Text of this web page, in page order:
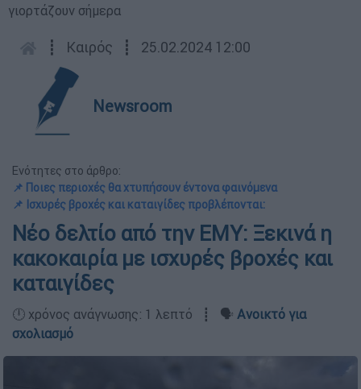
γιορτάζουν σήμερα
┋ Καιρός ┋ 25.02.2024 12:00
Newsroom
Ενότητες στο άρθρο:
📌 Ποιες περιοχές θα χτυπήσουν έντονα φαινόμενα
📌 Ισχυρές βροχές και καταιγίδες προβλέπονται:
Νέο δελτίο από την ΕΜΥ: Ξεκινά η
κακοκαιρία με ισχυρές βροχές και
καταιγίδες
🕛 χρόνος ανάγνωσης: 1 λεπτό ┋ 🗣️ Ανοικτό για
σχολιασμό